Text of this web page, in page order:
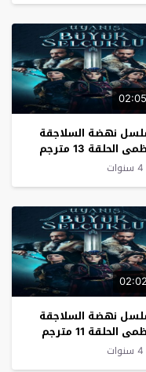
نهضة السلاجقة
الحلقة 13 مترجم
نهضة السلاجقة
الحلقة 11 مترجم